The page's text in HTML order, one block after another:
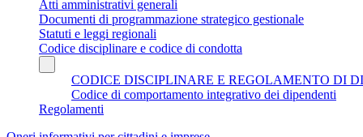
Atti amministrativi generali
Documenti di programmazione strategico gestionale
Statuti e leggi regionali
Codice disciplinare e codice di condotta
CODICE DISCIPLINARE E REGOLAMENTO DI
Codice di comportamento integrativo dei dipendenti
Regolamenti